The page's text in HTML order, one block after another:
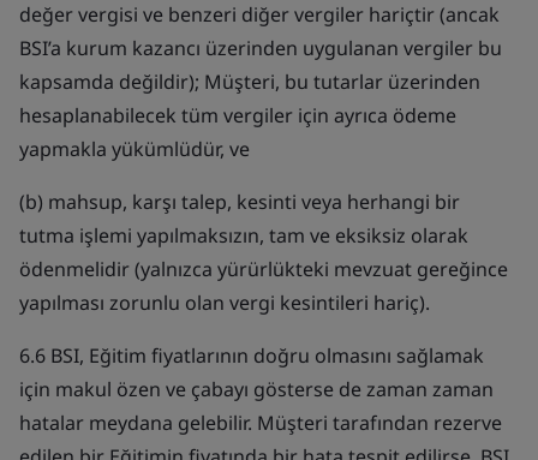
değer vergisi ve benzeri diğer vergiler hariçtir (ancak
BSI’a kurum kazancı üzerinden uygulanan vergiler bu
kapsamda değildir); Müşteri, bu tutarlar üzerinden
hesaplanabilecek tüm vergiler için ayrıca ödeme
yapmakla yükümlüdür, ve
(b) mahsup, karşı talep, kesinti veya herhangi bir
tutma işlemi yapılmaksızın, tam ve eksiksiz olarak
ödenmelidir (yalnızca yürürlükteki mevzuat gereğince
yapılması zorunlu olan vergi kesintileri hariç).
6.6 BSI, Eğitim fiyatlarının doğru olmasını sağlamak
için makul özen ve çabayı gösterse de zaman zaman
hatalar meydana gelebilir. Müşteri tarafından rezerve